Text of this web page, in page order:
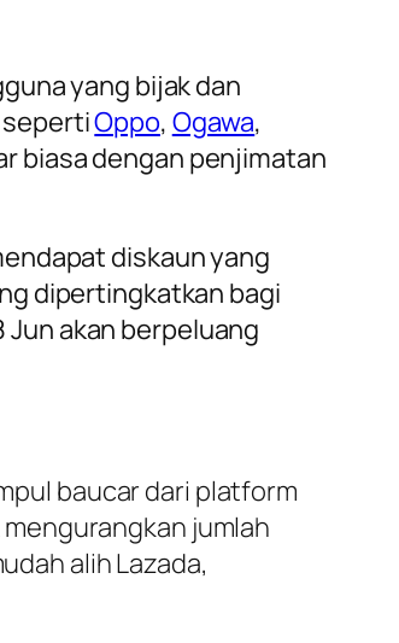
yang bijak dan
sepertiOppo, Ogawa,
biasa dengan penjimatan
diskaun yang
dipertingkatkan bagi
akan berpeluang
baucar dari platform
jumlah
alih Lazada,